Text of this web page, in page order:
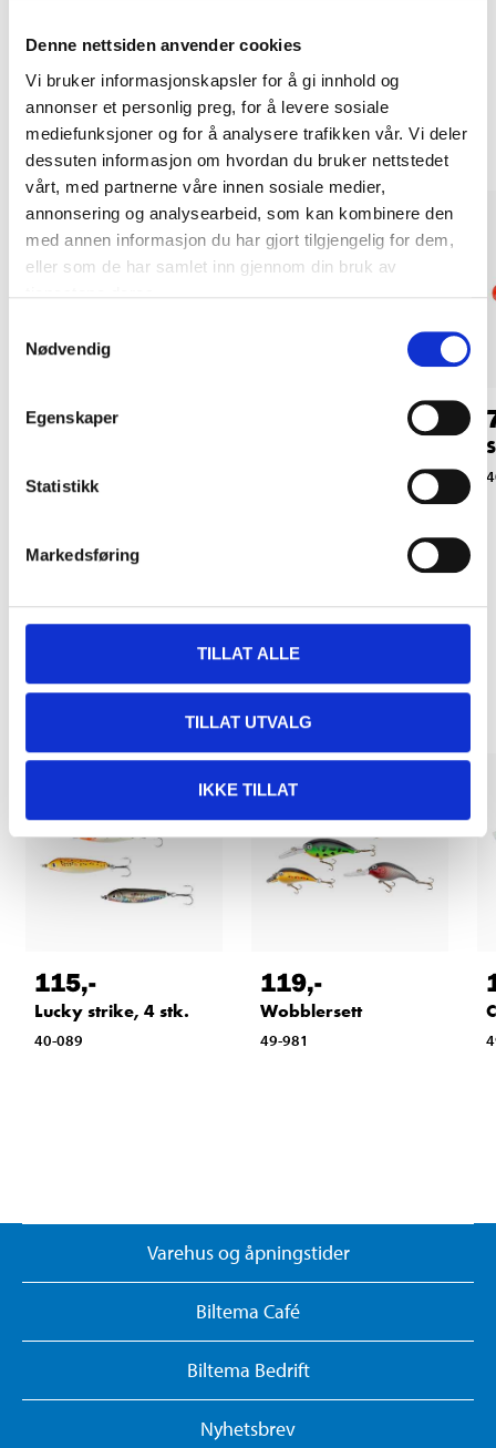
Denne nettsiden anvender cookies
Vi bruker informasjonskapsler for å gi innhold og
annonser et personlig preg, for å levere sosiale
mediefunksjoner og for å analysere trafikken vår. Vi deler
dessuten informasjon om hvordan du bruker nettstedet
vårt, med partnerne våre innen sosiale medier,
annonsering og analysearbeid, som kan kombinere den
med annen informasjon du har gjort tilgjengelig for dem,
eller som de har samlet inn gjennom din bruk av
Nødvendig
Egenskaper
Statistikk
Markedsføring
TILLAT ALLE
TILLAT UTVALG
IKKE TILLAT
Andre kunder har også kjøpt
5490
svart/gull/hvit
Relaterte produkter
115,-
Lucky strike, 4 stk.
40-089
119,-
Wobblersett
49-981
Varehus og åpningstider
Biltema Café
Biltema Bedrift
Nyhetsbrev